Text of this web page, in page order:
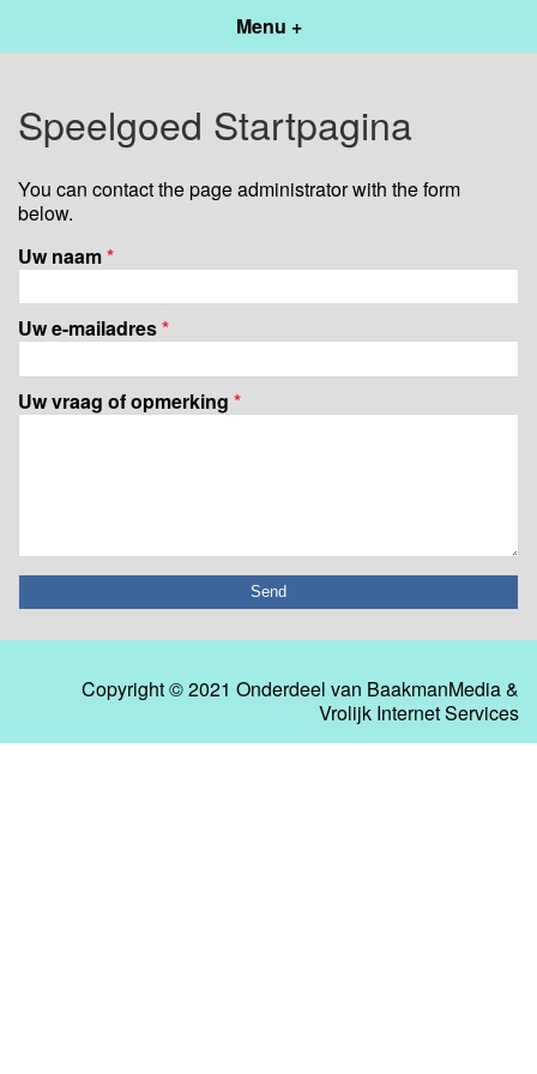
Menu +
Speelgoed Startpagina
You can contact the page administrator with the form
below.
Uw naam*
Uw e-mailadres*
Uw vraag of opmerking *
Copyright © 2021 Onderdeel van BaakmanMedia&
Vrolijk Internet Services